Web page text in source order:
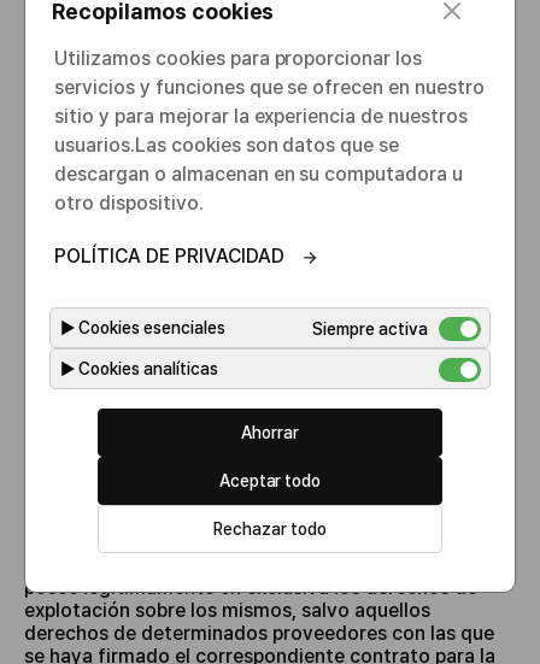
No se podrá alterar, cambiar, modificar, o adaptar la
se reserva la facultad de efectuar cuantas
actualizaciones, cambios y modificaciones estime
convenientes, pudiendo hacer uso de tal facultad en
cualquier momento y sin previo aviso.
Propiedad Intelectual e Industrial.
Este Portal, su código fuente y demás contenidos que
se encuentran protegidos por la Ley de Propiedad
reproducción, distribución, modificación,
comunicación pública, cesión o transformación, salvo
que medie autorización expresa de los titulares de los
derechos.
El diseño, imágenes, rótulos, signos distintivos,
nombre comercial, las marcas, logos, productos y
servicios que contiene esta Página Web se encuentran
protegidos por Ley de Propiedad Industrial.
CELLTRION ESPAÑA es titular o licenciatario de todos
posee legítimamente en exclusiva los derechos de
explotación sobre los mismos, salvo aquellos
derechos de determinados proveedores con las que
se haya firmado el correspondiente contrato para la
Recopilamos cookies
Utilizamos cookies para proporcionar los
servicios y funciones que se ofrecen en nuestro
sitio y para mejorar la experiencia de nuestros
usuarios.​ Las cookies son datos que se
descargan o almacenan en su computadora u
otro dispositivo.
POLÍTICA DE PRIVACIDAD
▶ Cookies esenciales Siempre activa
▶ Cookies analíticas
Ahorrar
Aceptar todo
Rechazar todo
e